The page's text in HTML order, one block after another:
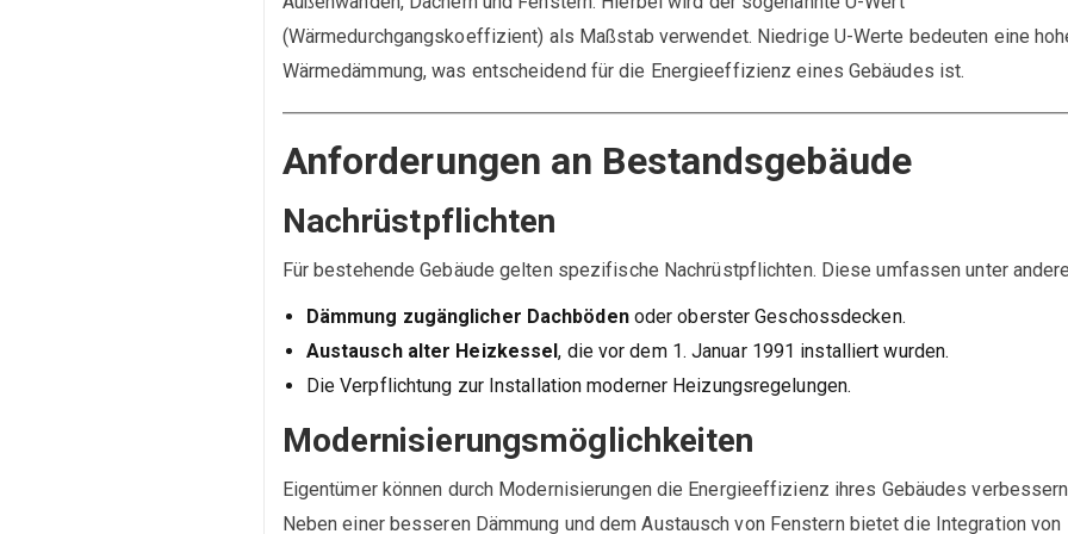
(Wärmedurchgangskoeffizient) als Maßstab verwendet. Niedrige U-Werte bedeuten eine
Wärmedämmung, was entscheidend für die Energieeffizienz eines Gebäudes ist.
Anforderungen an Bestandsgebäude
Nachrüstpflichten
Für bestehende Gebäude gelten spezifische Nachrüstpflichten. Diese umfassen unter
Dämmung zugänglicher Dachbödenoder oberster Geschossdecken.
Austausch alter Heizkessel, die vor dem 1. Januar 1991 installiert wurden.
Die Verpflichtung zur Installation moderner Heizungsregelungen.
Modernisierungsmöglichkeiten
Eigentümer können durch Modernisierungen die Energieeffizienz ihres Gebäudes
Neben einer besseren Dämmung und dem Austausch von Fenstern bietet die Integration von